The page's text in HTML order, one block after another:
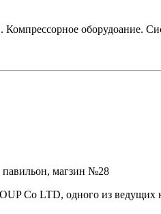
оборудоание.
павильон, магзин №28
LTD, одного из ведущих